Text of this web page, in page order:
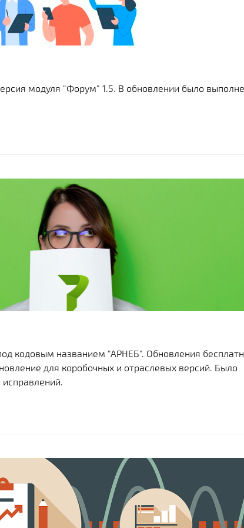
модуля "Форум" 1.5. В обновлении было
кодовым названием "АРНЕБ". Обновления
для коробочных и отраслевых версий. Было